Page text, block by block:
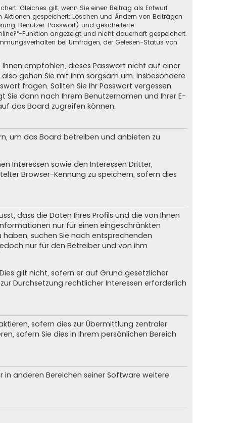
Gleiches gilt, wenn Sie einen Beitrag als Entwurf
gespeichert: Löschen und Ändern von Beiträgen
Benutzer-Passwort) und gescheiterte
Funktion angezeigt und nicht dauerhaft gespeichert.
bei Umfragen, der Gelesen-Status von
empfohlen, dieses Passwort nicht auf einer
gehen Sie mit ihm sorgsam um. Insbesondere
fragen. Sollten Sie Ihr Passwort vergessen
Sie dann nach Ihrem Benutzernamen und Ihrer E-
das Board zugreifen können.
um das Board betreiben und anbieten zu
Interessen sowie den Interessen Dritter,
Browser-Kennung zu speichern, sofern dies
dass die Daten Ihres Profils und die von Ihnen
nur für einen eingeschränkten
suchen Sie nach entsprechenden
nur für den Betreiber und von ihm
gilt nicht, sofern er auf Grund gesetzlicher
Durchsetzung rechtlicher Interessen erforderlich
sofern dies zur Übermittlung zentraler
sofern Sie dies in Ihrem persönlichen Bereich
anderen Bereichen seiner Software weitere